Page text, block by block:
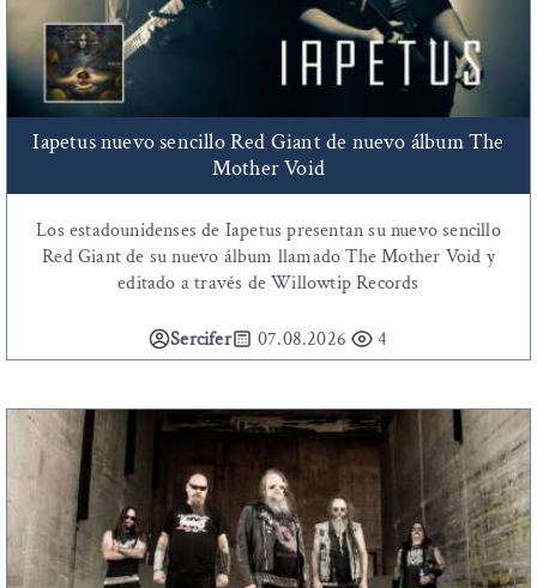
Iapetus nuevo sencillo Red Giant de nuevo álbum The
Mother Void
Los estadounidenses de Iapetus presentan su nuevo sencillo
Red Giant de su nuevo álbum llamado The Mother Void y
editado a través de Willowtip Records
Sercifer 07.08.2026 4